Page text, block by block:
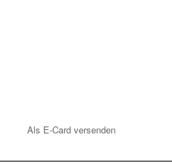
Als E-Card versenden